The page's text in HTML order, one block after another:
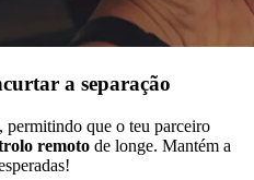
a separação
que o teu parceiro
remoto de longe. Mantém a